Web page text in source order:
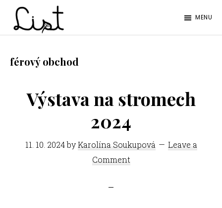
Skip
content
Skip
LIST
časopis
Litoměřice
MENU
férový obchod
Výstava na stromech
2024
11. 10. 2024byKarolína Soukupová
Leave a
Comment